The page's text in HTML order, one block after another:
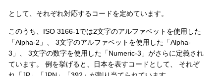
として、それぞれ対応するコードを定めています。
このうち、ISO 3166-1では2文字のアルファベットを使用した
「Alpha-2」、 3文字のアルファベットを使用した「Alpha-
3」、 3文字の数字を使用した「Numeric-3」がさらに定義され
ています。 例を挙げると、日本を表すコードとして、 それぞ